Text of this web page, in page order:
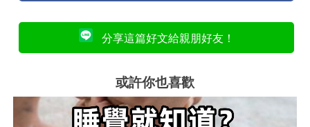
分享這篇好文給親朋好友！
或許你也喜歡